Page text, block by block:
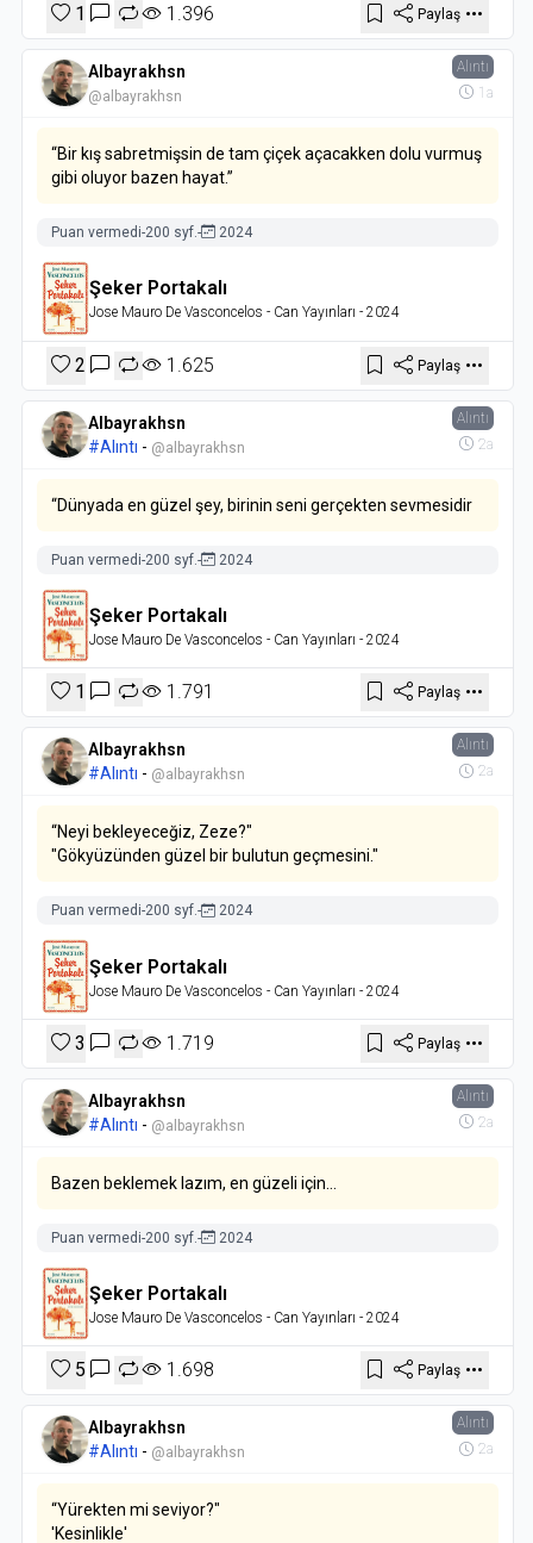
1 1.396 Paylaş
Albayrakhsn
@albayrakhsn
Alıntı
1a
“Bir kış sabretmişsin de tam çiçek açacakken dolu vurmuş
gibi oluyor bazen hayat.”
Puan vermedi-200 syf.- 2024
Şeker Portakalı
Jose Mauro De Vasconcelos - Can Yayınları - 2024
2 1.625 Paylaş
Albayrakhsn
#Alıntı - @albayrakhsn
Alıntı
2a
“Dünyada en güzel şey, birinin seni gerçekten sevmesidir
Puan vermedi-200 syf. - 2024
Şeker Portakalı
Jose Mauro De Vasconcelos - Can Yayınları - 2024
1 1.791 Paylaş
Albayrakhsn
#Alıntı - @albayrakhsn
Alıntı
2a
“Neyi bekleyeceğiz, Zeze?"
"Gökyüzünden güzel bir bulutun geçmesini."
Puan vermedi-200 syf.- 2024
Şeker Portakalı
Jose Mauro De Vasconcelos - Can Yayınları - 2024
3 1.719 Paylaş
Albayrakhsn
#Alıntı - @albayrakhsn
Alıntı
2a
Bazen beklemek lazım, en güzeli için…
Puan vermedi-200 syf.- 2024
Şeker Portakalı
Jose Mauro De Vasconcelos - Can Yayınları - 2024
5 1.698 Paylaş
Albayrakhsn
#Alıntı - @albayrakhsn
Alıntı
2a
“Yürekten mi seviyor?"
'Kesinlikle'